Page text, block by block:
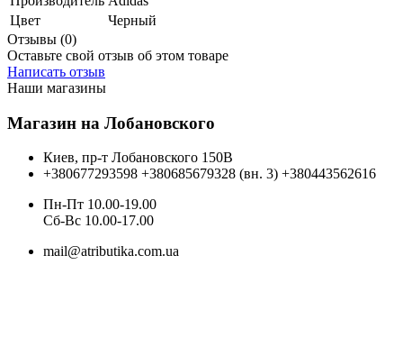
Цвет
Черный
Отзывы (0)
Оставьте свой отзыв об этом товаре
Написать отзыв
Наши магазины
Магазин на Лобановского
Киев, пр-т Лобановского 150В
+380677293598 +380685679328 (вн. 3) +380443562616
Пн-Пт 10.00-19.00
Cб-Вс 10.00-17.00
mail@atributika.com.ua